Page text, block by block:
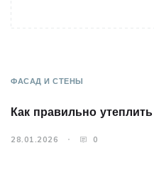
ФАСАД И СТЕНЫ
Как правильно
28.01.2026 0